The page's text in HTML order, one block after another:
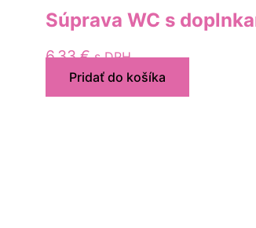
Súprava WC s
6,33€ s DPH
Pridať do košíka